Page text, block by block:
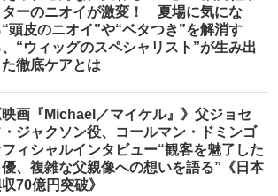
ターのニオイが激変！ 夏場に気にな
頭皮のニオイ”や“ベタつき”を解消す
、“ウィッグのスペシャリスト”が生み出
た徹底ケアとは
映画『Michael／マイケル』》父ジョセ
・ジャクソン役、コールマン・ドミンゴ
フィシャルインタビュー“観客を魅了した
、複雑な父親像への想いを語る”《日本
70億円突破》